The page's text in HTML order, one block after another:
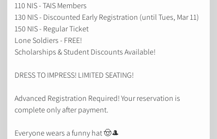
110 NIS - TAIS Members
130 NIS - Discounted Early Registration (until Tues, Mar 11)
150 NIS - Regular Ticket
Lone Soldiers - FREE!
Scholarships & Student Discounts Available!
DRESS TO IMPRESS! LIMITED SEATING!
Advanced Registration Required! Your reservation is
complete only after payment.
Everyone wears a funny hat 🤠🎩